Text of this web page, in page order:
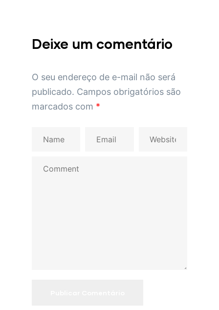
Deixe um comentário
O seu endereço de e-mail não será
publicado. Campos obrigatórios são
marcados com *